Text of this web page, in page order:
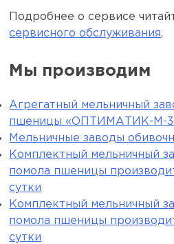
Подробнее о сервисе
сервисного обслуживания.
Мы производим
Агрегатный мельничный
пшеницы «ОПТИМАТИК-М-
Мельничные заводы
Комплектный мельничный
помола пшеницы
сутки
Комплектный мельничный
помола пшеницы
сутки